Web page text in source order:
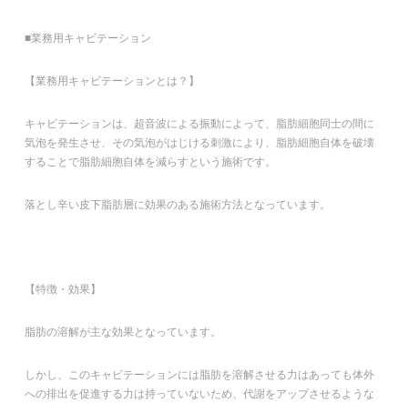
■業務用キャビテーション
【業務用キャビテーションとは？】
キャビテーションは、超音波による振動によって、脂肪細胞同士の間に
気泡を発生させ、その気泡がはじける刺激により、脂肪細胞自体を破壊
することで脂肪細胞自体を減らすという施術です。
落とし辛い皮下脂肪層に効果のある施術方法となっています。
【特徴・効果】
脂肪の溶解が主な効果となっています。
しかし、このキャビテーションには脂肪を溶解させる力はあっても体外
への排出を促進する力は持っていないため、代謝をアップさせるような